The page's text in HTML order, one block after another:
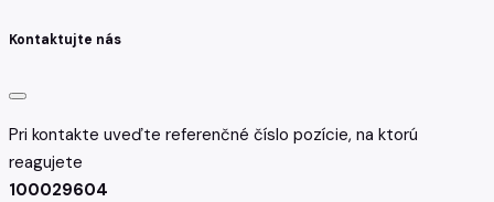
Kontaktujte nás
Pri kontakte uveďte referenčné číslo pozície, na ktorú
reagujete
100029604